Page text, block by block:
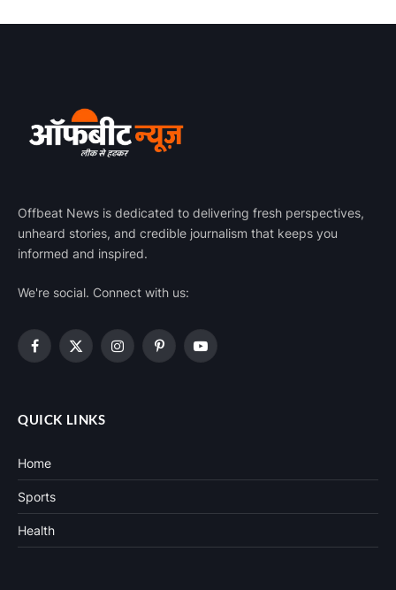
Offbeat News is dedicated to delivering fresh perspectives,
unheard stories, and credible journalism that keeps you
informed and inspired.
We're social. Connect with us:
Facebook
X
InstagramPinterestYouTube
QUICK LINKS
Home
Sports
Health